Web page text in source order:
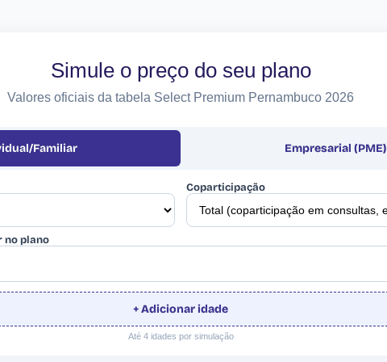
Simule o preço do seu plano
Valores oficiais da tabela Select Premium Pernambuco 2026
Familiar Empresarial (PME)
Coparticipação
no plano
+ Adicionar idade
Até 4 idades por simulação